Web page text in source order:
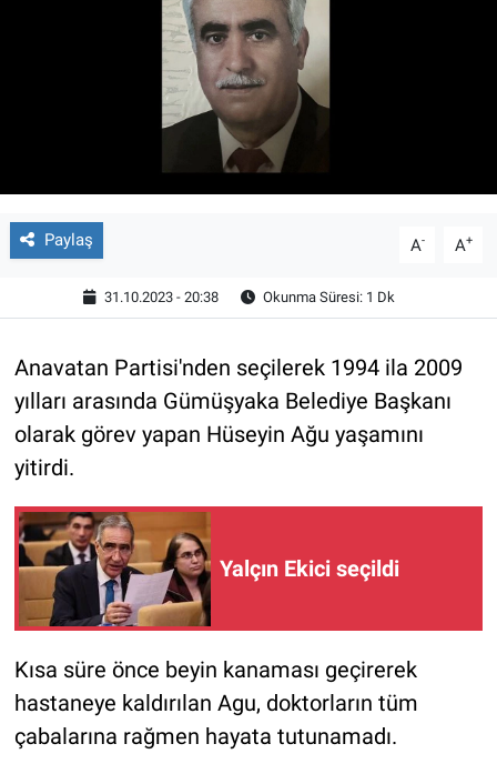
Paylaş A- A+
31.10.2023 - 20:38 Okunma Süresi: 1 Dk
Anavatan Partisi'nden seçilerek 1994 ila 2009
yılları arasında Gümüşyaka Belediye Başkanı
olarak görev yapan Hüseyin Ağu yaşamını
yitirdi.
Yalçın Ekici seçildi
Kısa süre önce beyin kanaması geçirerek
hastaneye kaldırılan Agu, doktorların tüm
çabalarına rağmen hayata tutunamadı.